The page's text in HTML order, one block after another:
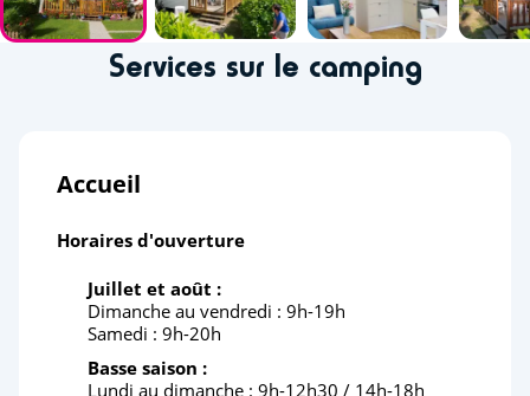
Services sur le camping
Accueil
Horaires d'ouverture
Juillet et août :
Dimanche au vendredi : 9h-19h
Samedi : 9h-20h
Basse saison :
Lundi au dimanche : 9h-12h30 / 14h-18h